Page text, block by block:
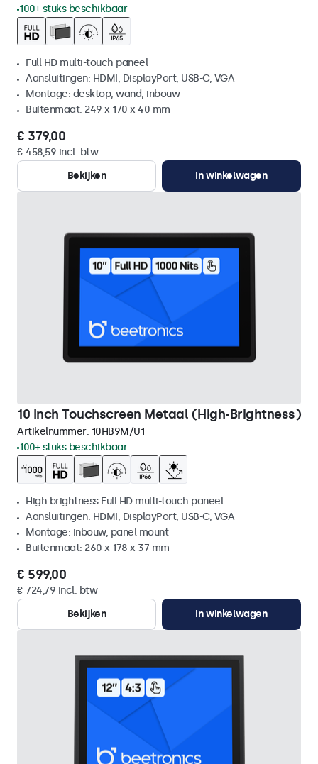
100+ stuks beschikbaar
Full HD multi-touch paneel
Aansluitingen: HDMI, DisplayPort, USB-C, VGA
Montage: desktop, wand, inbouw
Buitenmaat: 249 x 170 x 40 mm
€ 379,00
€ 458,59 incl. btw
Bekijken
In winkelwagen
10 Inch Touchscreen Metaal (High-Brightness)
Artikelnummer: 10HB9M/U1
100+ stuks beschikbaar
High brightness Full HD multi-touch paneel
Aansluitingen: HDMI, DisplayPort, USB-C, VGA
Montage: inbouw, panel mount
Buitenmaat: 260 x 178 x 37 mm
€ 599,00
€ 724,79 incl. btw
Bekijken
In winkelwagen